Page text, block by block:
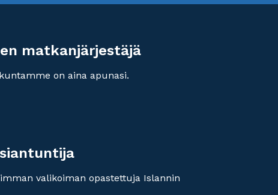
matkanjärjestäjä
on aina apunasi.
valikoiman opastettuja Islannin